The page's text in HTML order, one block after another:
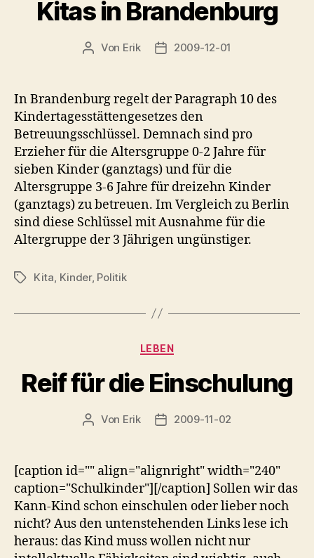
Kitas in Brandenburg
Beitragsautor
Von Erik Veröffentlichungsdatum
2009-12-01
In Brandenburg regelt der Paragraph 10 des
Kindertagesstättengesetzes den
Betreuungsschlüssel. Demnach sind pro
Erzieher für die Altersgruppe 0-2 Jahre für
sieben Kinder (ganztags) und für die
Altersgruppe 3-6 Jahre für dreizehn Kinder
(ganztags) zu betreuen. Im Vergleich zu Berlin
sind diese Schlüssel mit Ausnahme für die
Altergruppe der 3 Jährigen ungünstiger.
Schlagwörter
Kita Kinder, Politik
Kategorien
LEBEN
Reif für die Einschulung
Beitragsautor
Von Erik Veröffentlichungsdatum
2009-11-02
[caption id="" align="alignright" width="240"
caption="Schulkinder"][/caption] Sollen wir das
Kann-Kind schon einschulen oder lieber noch
nicht? Aus den untenstehenden Links lese ich
heraus: das Kind muss wollen nicht nur